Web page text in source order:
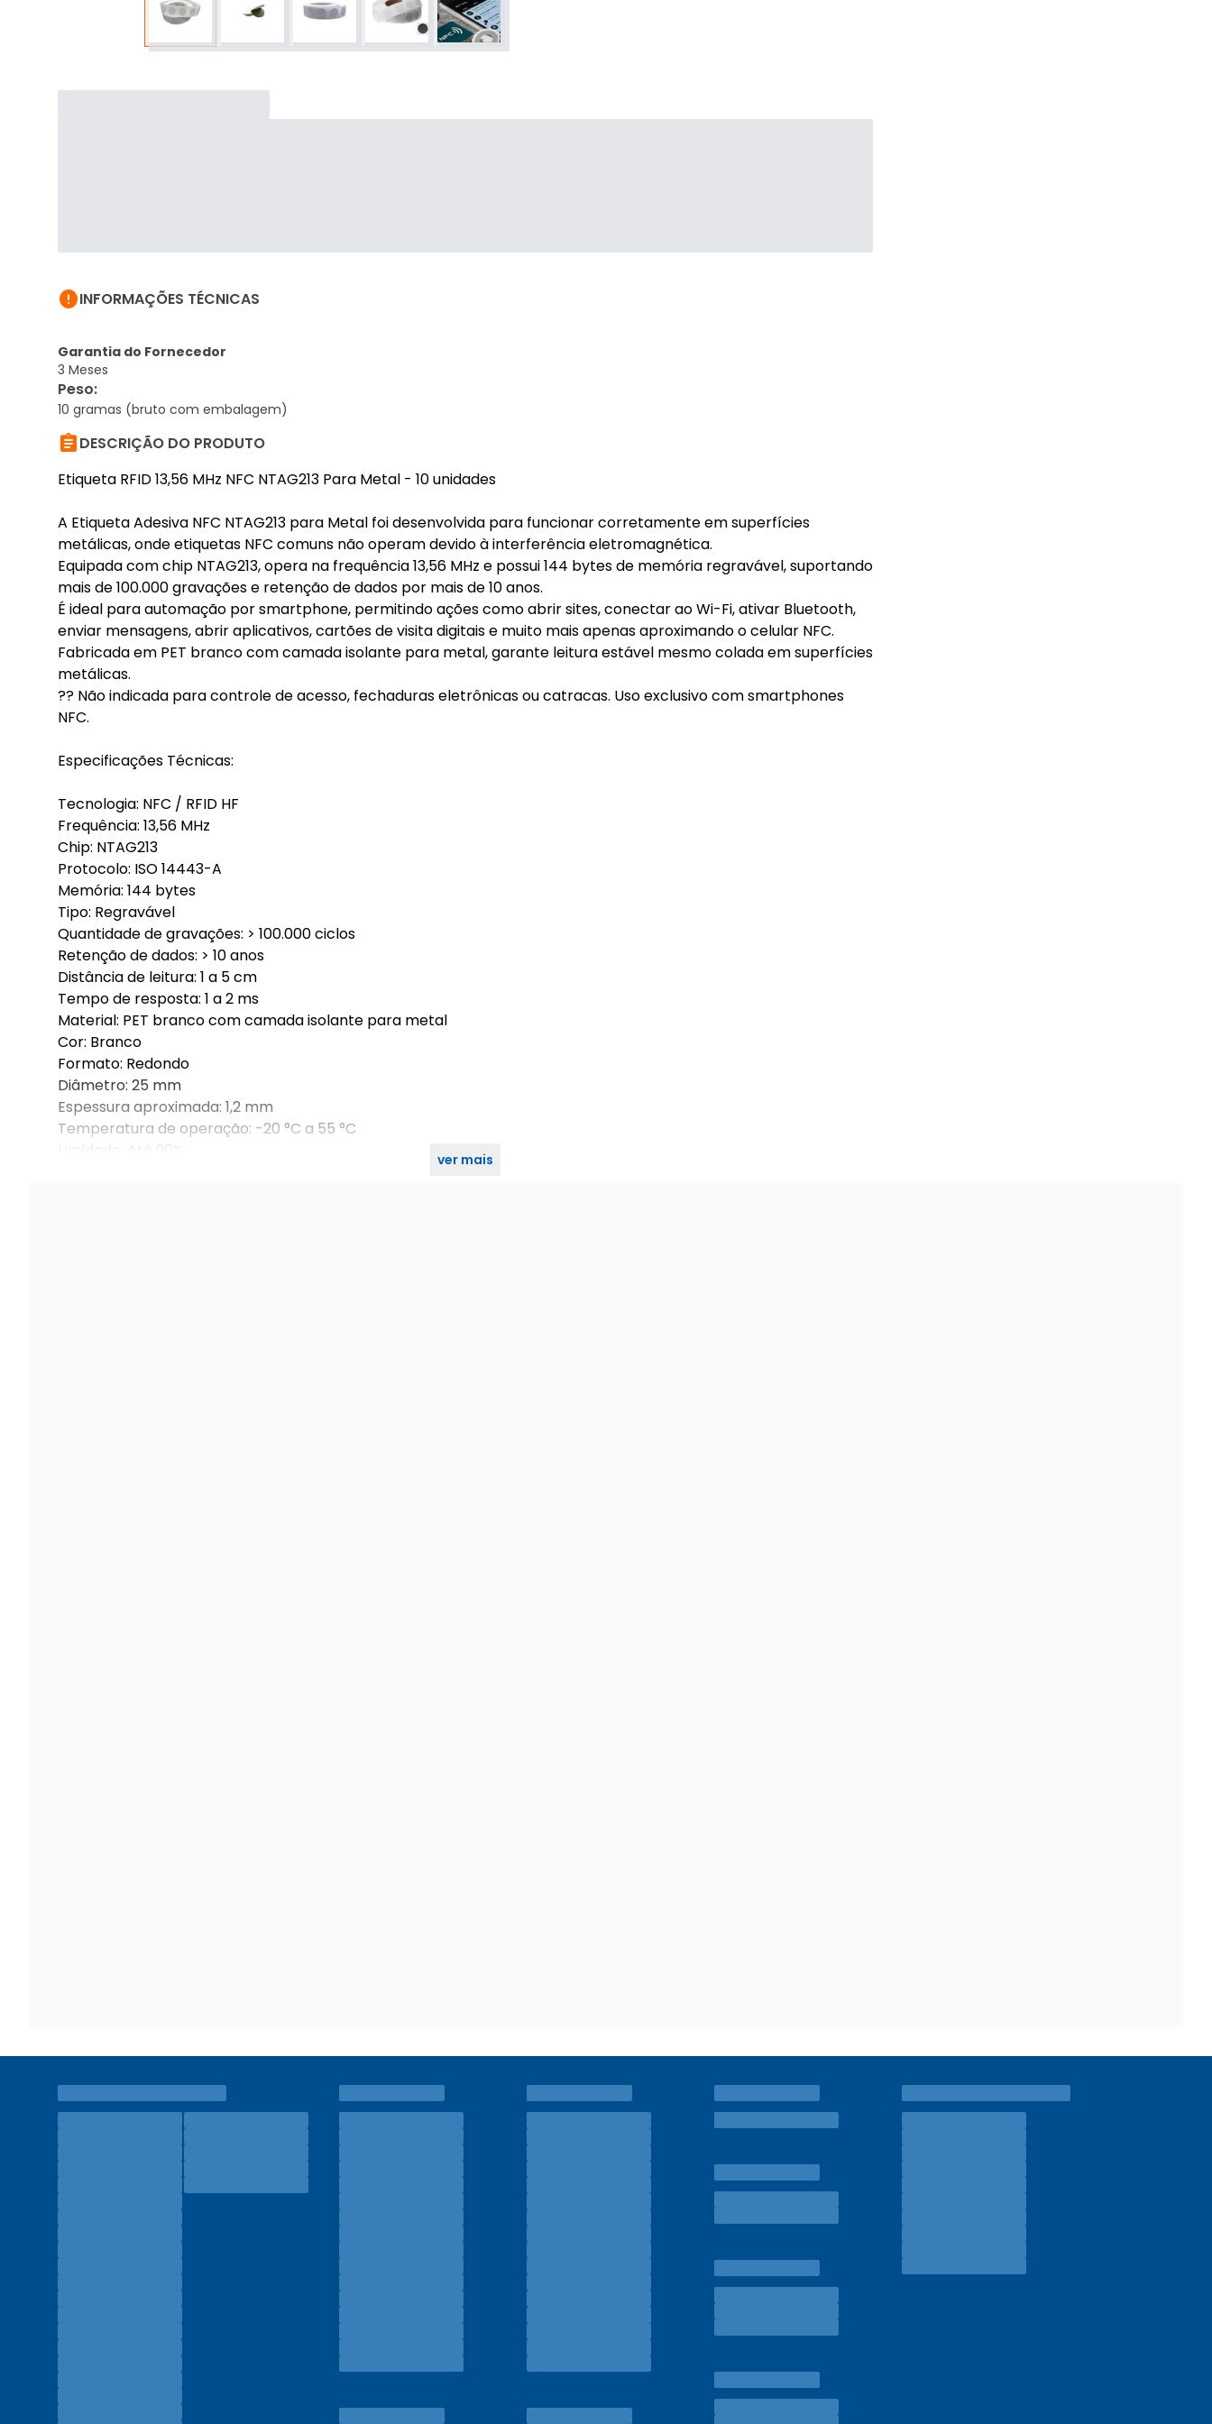
INFORMAÇÕES TÉCNICAS
Garantia do Fornecedor
3 Meses
Peso:
10 gramas (bruto com embalagem)
DESCRIÇÃO DO PRODUTO
Etiqueta RFID 13,56 MHz NFC NTAG213 Para Metal - 10 unidades
A Etiqueta Adesiva NFC NTAG213 para Metal foi desenvolvida para funcionar corretamente em superfícies
metálicas, onde etiquetas NFC comuns não operam devido à interferência eletromagnética.
Equipada com chip NTAG213, opera na frequência 13,56 MHz e possui 144 bytes de memória regravável, suportando
mais de 100.000 gravações e retenção de dados por mais de 10 anos.
É ideal para automação por smartphone, permitindo ações como abrir sites, conectar ao Wi-Fi, ativar Bluetooth,
enviar mensagens, abrir aplicativos, cartões de visita digitais e muito mais apenas aproximando o celular NFC.
Fabricada em PET branco com camada isolante para metal, garante leitura estável mesmo colada em superfícies
metálicas.
?? Não indicada para controle de acesso, fechaduras eletrônicas ou catracas. Uso exclusivo com smartphones
NFC.
Especificações Técnicas:
Tecnologia: NFC / RFID HF
Frequência: 13,56 MHz
Chip: NTAG213
Protocolo: ISO 14443-A
Memória: 144 bytes
Tipo: Regravável
Quantidade de gravações: > 100.000 ciclos
Retenção de dados: > 10 anos
Distância de leitura: 1 a 5 cm
Tempo de resposta: 1 a 2 ms
Material: PET branco com camada isolante para metal
Cor: Branco
Formato: Redondo
Diâmetro: 25 mm
Espessura aproximada: 1,2 mm
Temperatura de operação: -20 °C a 55 °C
Umidade: Até 90%
ver mais